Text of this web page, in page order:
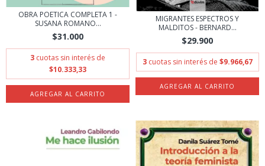
OBRA POETICA COMPLETA 1 -
SUSANA ROMANO...
$31.000
3 cuotas sin interés de
$10.333,33
MIGRANTES ESPECTROS Y
MALDITOS - BERNARD...
$29.900
3 cuotas sin interés de $9.966,67